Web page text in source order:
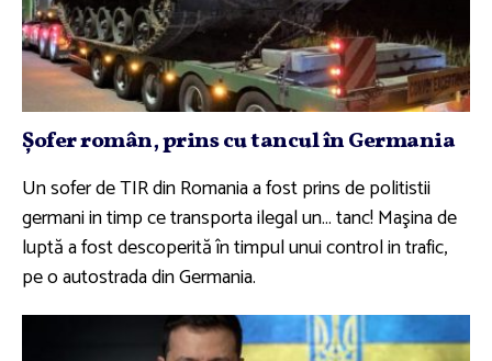
Şofer român, prins cu tancul în Germania
Un sofer de TIR din Romania a fost prins de politistii
germani in timp ce transporta ilegal un… tanc! Maşina de
luptă a fost descoperită în timpul unui control in trafic,
pe o autostrada din Germania.